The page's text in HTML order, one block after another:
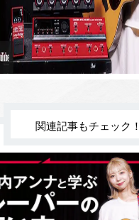
関連記事もチェック！